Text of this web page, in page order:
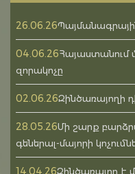
26.06.26
04.06.26Հայաստանում
զորակոչը
02.06.26Զինծառայողի
28.05.26Մի շարք
գեներալ-մայորի
14.04.26Զինծառայող է